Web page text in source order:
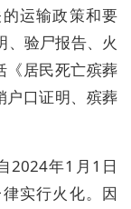
运输政策和要
、验尸报告、火
《居民死亡殡葬
户口证明、殡葬
2024年1月1日
实行火化。因